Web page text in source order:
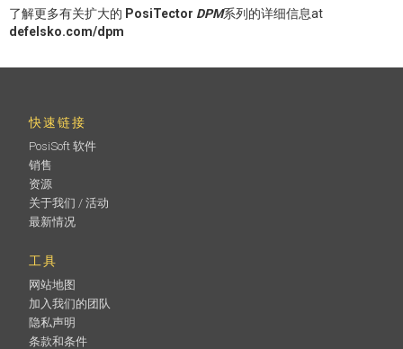
了解更多有关扩大的 PosiTector DPM系列的详细信息at
defelsko.com/dpm
快速链接
PosiSoft 软件
销售
资源
关于我们 / 活动
最新情况
工具
网站地图
加入我们的团队
隐私声明
条款和条件